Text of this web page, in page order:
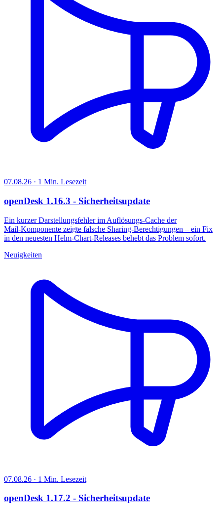
07.08.26 · 1 Min. Lesezeit
openDesk 1.16.3 - Sicherheitsupdate
Ein kurzer Darstellungsfehler im Auflösungs‑Cache der
Mail‑Komponente zeigte falsche Sharing‑Berechtigungen – ein Fix
in den neuesten Helm‑Chart‑Releases behebt das Problem sofort.
Neuigkeiten
07.08.26 · 1 Min. Lesezeit
openDesk 1.17.2 - Sicherheitsupdate